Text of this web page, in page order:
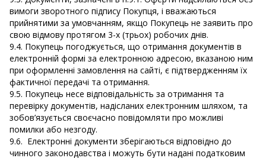
вимоги зворотного підпису Покупця, і вважаються
прийнятими за умовчанням, якщо Покупець не заявить про
свою відмову протягом 3-х (трьох) робочих днів.
9.4. Покупець погоджується, що отримання документів в
електронній формі за електронною адресою, вказаною ним
при оформленні замовлення на сайті, є підтвердженням їх
фактичної передачі та отримання.
9.5. Покупець несе відповідальність за отримання та
перевірку документів, надісланих електронним шляхом, та
зобов’язується своєчасно повідомляти про можливі
помилки або незгоду.
9.6. Електронні документи зберігаються відповідно до
чинного законодавства і можуть бути надані податковим